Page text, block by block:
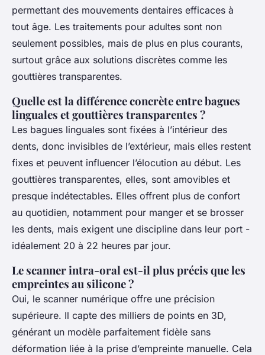
permettant des mouvements dentaires efficaces à
tout âge. Les traitements pour adultes sont non
seulement possibles, mais de plus en plus courants,
surtout grâce aux solutions discrètes comme les
gouttières transparentes.
Quelle est la différence concrète entre bagues
linguales et gouttières transparentes ?
Les bagues linguales sont fixées à l’intérieur des
dents, donc invisibles de l’extérieur, mais elles restent
fixes et peuvent influencer l’élocution au début. Les
gouttières transparentes, elles, sont amovibles et
presque indétectables. Elles offrent plus de confort
au quotidien, notamment pour manger et se brosser
les dents, mais exigent une discipline dans leur port -
idéalement 20 à 22 heures par jour.
Le scanner intra-oral est-il plus précis que les
empreintes au silicone ?
Oui, le scanner numérique offre une précision
supérieure. Il capte des milliers de points en 3D,
générant un modèle parfaitement fidèle sans
déformation liée à la prise d’empreinte manuelle. Cela